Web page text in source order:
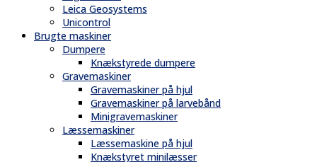
Leica Geosystems
Unicontrol
Brugte maskiner
Dumpere
Knækstyrede dumpere
Gravemaskiner
Gravemaskiner på hjul
Gravemaskiner på larvebånd
Minigravemaskiner
Læssemaskiner
Læssemaskine på hjul
Knækstyret minilæsser